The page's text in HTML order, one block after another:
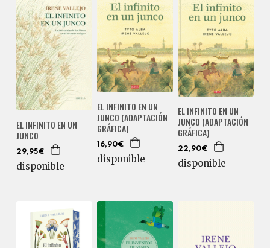
EL INFINITO EN UN
JUNCO
29,95€
disponible
EL INFINITO EN UN
JUNCO (ADAPTACIÓN
GRÁFICA)
16,90€
disponible
EL INFINITO EN UN
JUNCO (ADAPTACIÓN
GRÁFICA)
22,90€
disponible